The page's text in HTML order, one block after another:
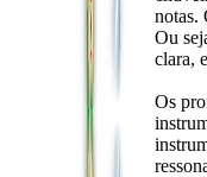
notas.
Ou
clara,
Os